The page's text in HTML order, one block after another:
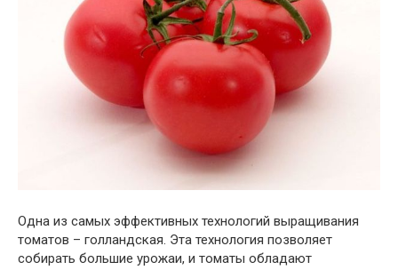
Одна из самых эффективных технологий выращивания
томатов – голландская. Эта технология позволяет
собирать большие урожаи, и томаты обладают